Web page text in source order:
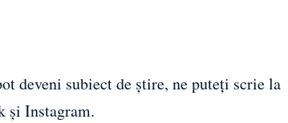
deveni subiect de știre, ne puteți scrie la
și Instagram.